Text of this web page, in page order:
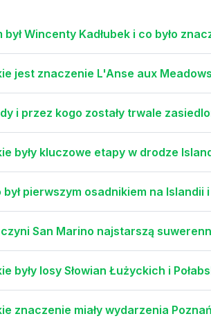
był Wincenty Kadłubek i co było
jest znaczenie L'Anse aux
i przez kogo zostały trwale
były kluczowe etapy w drodze
był pierwszym osadnikiem na Islandii
San Marino najstarszą
były losy Słowian Łużyckich i
znaczenie miały wydarzenia